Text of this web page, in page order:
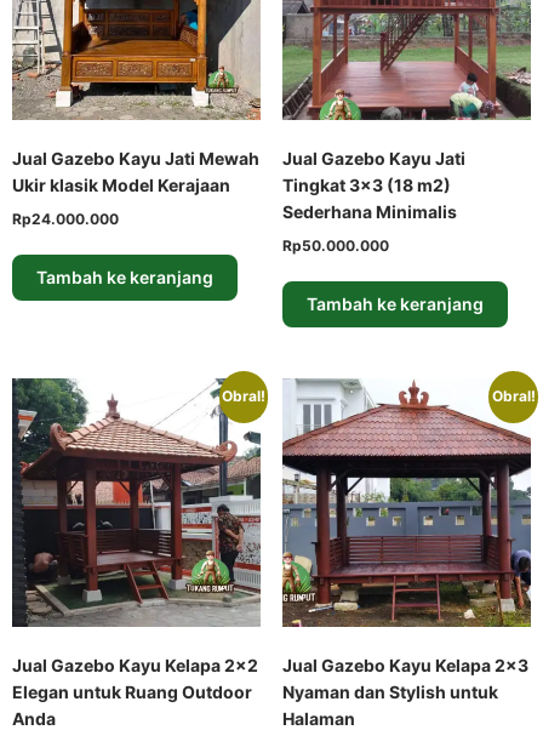
Jual Gazebo Kayu Jati Mewah
Ukir klasik Model Kerajaan
Rp24.000.000
Tambah ke keranjang
Jual Gazebo Kayu Jati
Tingkat 3×3 (18 m2)
Sederhana Minimalis
Rp50.000.000
Tambah ke keranjang
Obral!
Jual Gazebo Kayu Kelapa 2×2
Elegan untuk Ruang Outdoor
Anda
Obral!
Jual Gazebo Kayu Kelapa 2×3
Nyaman dan Stylish untuk
Halaman